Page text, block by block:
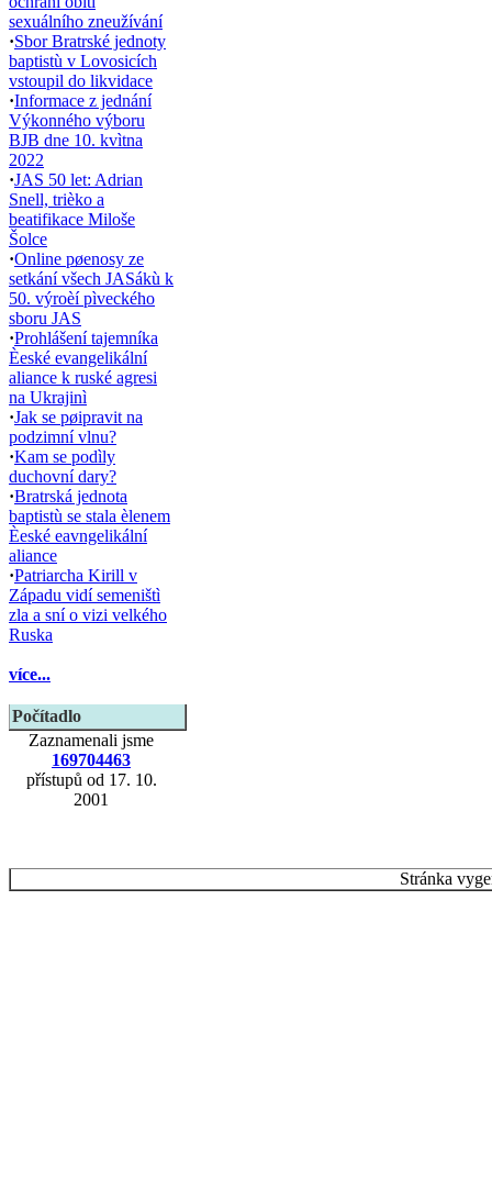
sexuálního zneužívání
·Sbor Bratrské jednoty
baptistù v Lovosicích
vstoupil do likvidace
·Informace z jednání
Výkonného výboru
BJB dne 10. kvìtna
2022
·JAS 50 let: Adrian
Snell, trièko a
beatifikace Miloše
Šolce
·Online pøenosy ze
setkání všech JASákù k
50. výroèí pìveckého
sboru JAS
·Prohlášení tajemníka
Èeské evangelikální
aliance k ruské agresi
na Ukrajinì
·Jak se pøipravit na
podzimní vlnu?
·Kam se podìly
duchovní dary?
·Bratrská jednota
baptistù se stala èlenem
Èeské eavngelikální
aliance
·Patriarcha Kirill v
Západu vidí semeništì
zla a sní o vizi velkého
Ruska
více...
Počítadlo
Zaznamenali jsme
169704463
přístupů od 17. 10.
2001
Stránka